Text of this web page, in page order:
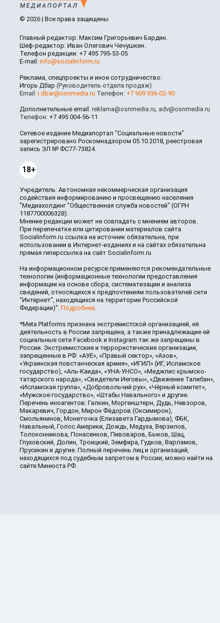
© 2026 | Все права защищены
Главный редактор: Максим Григорьевич Бардин.
Шеф-редактор: Иван Олегович Чечушкин.
Телефон редакции: +7 495 795-53-05
E-mail: info@socialinform.ru
Реклама, спецпроекты и иное сотрудничество:
Игорь Дбар (Руководитель отдела продаж)
Email: i.dbar@osnmedia.ru Телефон: +7 909 936-02-90
Дополнительные email: reklama@osnmedia.ru, adv@osnmedia.ru
Телефон: +7 495 004-56-11
Сетевое издание Медиапортал "Социальные новости"
зарегистрировано Роскомнадзором 05.10.2018, реестровая
запись ЭЛ № ФС77-73824.
18+
Учредитель: Автономная некоммерческая организация
содействия информированию и просвещению населения
"Медиахолдинг "Общественная служба новостей" (ОГРН
1187700006328).
Мнение редакции может не совпадать с мнением авторов.
При перепечатке или цитировании материалов сайта
Socialinform.ru ссылка на источник обязательна, при
использовании в Интернет-изданиях и на сайтах обязательна
прямая гиперссылка на сайт Socialinform.ru.
На информационном ресурсе применяются рекомендательные
технологии (информационные технологии предоставления
информации на основе сбора, систематизации и анализа
сведений, относящихся к предпочтениям пользователей сети
"Интернет", находящихся на территории Российской
Федерации)". Подробнее.
*Meta Platforms признана экстремистской организацией, её
деятельность в России запрещена, а также принадлежащие ей
социальные сети Facebook и Instagram так же запрещены в
России. Экстремистские и террористические организации,
запрещенные в РФ: «АУЕ», «Правый сектор», «Азов»,
«Украинская повстанческая армия», «ИГИЛ» (ИГ, Исламское
государство), «Аль-Каида», «УНА-УНСО», «Меджлис крымско-
татарского народа», «Свидетели Иеговы», «Движение Талибан»,
«Исламская группа», «Добровольчий рух», «Чёрный комитет»,
«Мужское государство», «Штабы Навального» и другие.
Перечень иноагентов: Галкин, Моргенштерн, Дудь, Невзоров,
Макаревич, Гордон, Мирон Фёдоров (Оксимирон),
Смольянинов, Монеточка (Елизавета Гардымова), ФБК,
Навальный, Голос Америки, Дождь, Медуза, Верзилов,
Толоконникова, Понасенков, Пивоваров, Быков, Шац,
Глуховский, Долин, Троицкий, Земфира, Гудков, Варламов,
Прусикин и другие. Полный перечень лиц и организаций,
находящихся под судебным запретом в России, можно найти на
сайте Минюста РФ.